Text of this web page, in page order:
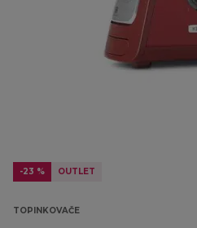
-23 % OUTLET
TOPINKOVAČE